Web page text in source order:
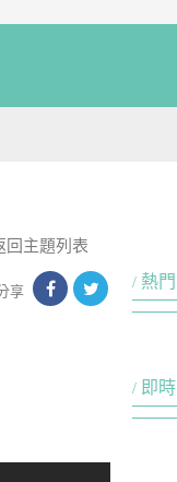
回主題列表
享
熱門
即時